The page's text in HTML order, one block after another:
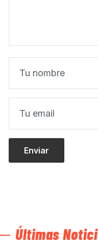
Últimas